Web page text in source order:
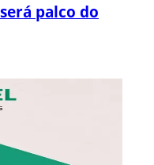
palco do